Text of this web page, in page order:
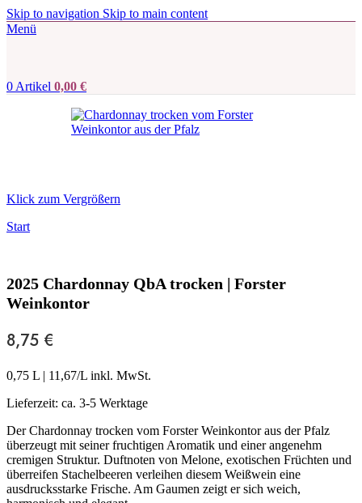
Skip to navigation Skip to main content
Menü
0 Artikel 0,00 €
Klick zum Vergrößern
Start
2025 Chardonnay QbA trocken | Forster
Weinkontor
8,75 €
0,75 L | 11,67/L inkl. MwSt.
Lieferzeit: ca. 3-5 Werktage
Der Chardonnay trocken vom Forster Weinkontor aus der Pfalz
überzeugt mit seiner fruchtigen Aromatik und einer angenehm
cremigen Struktur. Duftnoten von Melone, exotischen Früchten und
überreifen Stachelbeeren verleihen diesem Weißwein eine
ausdrucksstarke Frische. Am Gaumen zeigt er sich weich,